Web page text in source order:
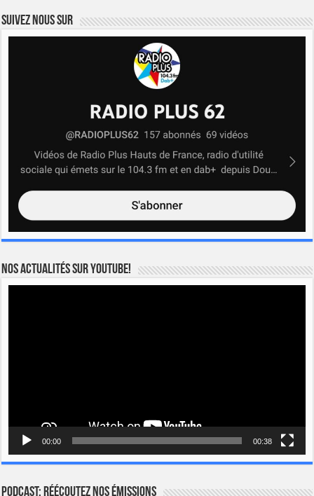
Suivez nous sur
Nos actualités sur YOUTUBE!
00:00 00:38
Podcast: Réécoutez nos émissions